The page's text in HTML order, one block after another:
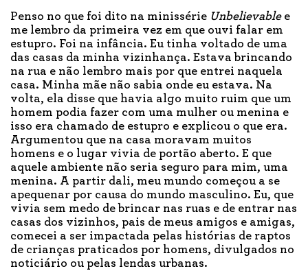
Penso no que foi dito na minissérie Unbelievablee
me lembro da primeira vez em que ouvi falar em
estupro. Foi na infância. Eu tinha voltado de uma
das casas da minha vizinhança. Estava brincando
na rua e não lembro mais por que entrei naquela
casa. Minha mãe não sabia onde eu estava. Na
volta, ela disse que havia algo muito ruim que um
homem podia fazer com uma mulher ou menina e
isso era chamado de estupro e explicou o que era.
Argumentou que na casa moravam muitos
homens e o lugar vivia de portão aberto. E que
aquele ambiente não seria seguro para mim, uma
menina. A partir dali, meu mundo começou a se
apequenar por causa do mundo masculino. Eu, que
vivia sem medo de brincar nas ruas e de entrar nas
casas dos vizinhos, pais de meus amigos e amigas,
comecei a ser impactada pelas histórias de raptos
de crianças praticados por homens, divulgados no
noticiário ou pelas lendas urbanas.